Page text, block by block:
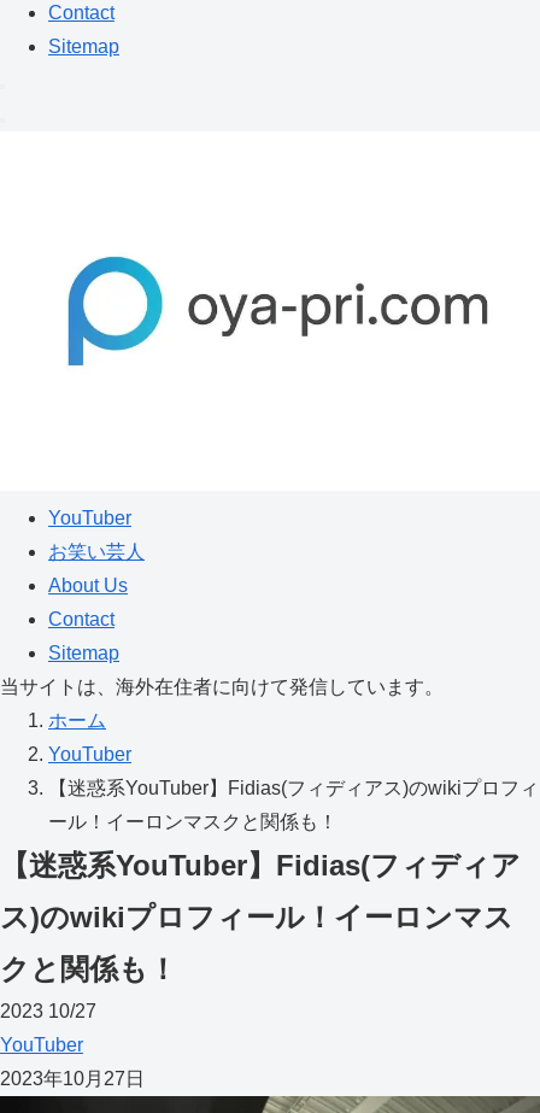
Contact
Sitemap
YouTuber
お笑い芸人
About Us
Contact
Sitemap
当サイトは、海外在住者に向けて発信しています。
ホーム
YouTuber
【迷惑系YouTuber】Fidias(フィディアス)のwikiプロフィ
ール！イーロンマスクと関係も！
【迷惑系YouTuber】Fidias(フィディア
ス)のwikiプロフィール！イーロンマス
クと関係も！
2023 10/27
YouTuber
2023年10月27日